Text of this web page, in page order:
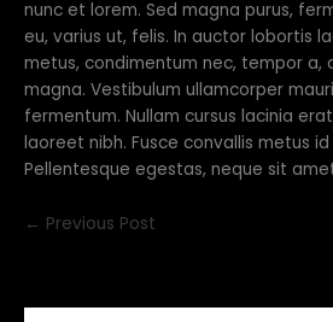
nunc et lorem. Sed magna purus,
eu, varius ut, felis. In auctor lobortis
metus, condimentum nec, tempor a,
magna. Vestibulum ullamcorper
fermentum. Nullam cursus lacinia
laoreet nibh. Fusce convallis metus
Pellentesque egestas, neque sit
← Previous Post